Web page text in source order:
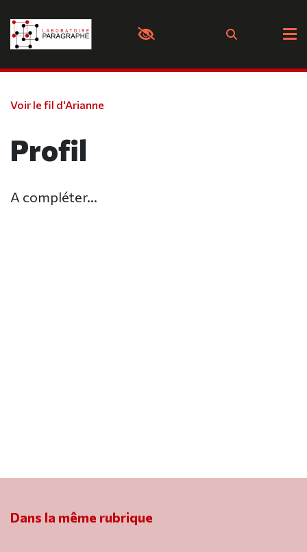
Voir le fil d'Arianne
Profil
A compléter...
Dans la même rubrique